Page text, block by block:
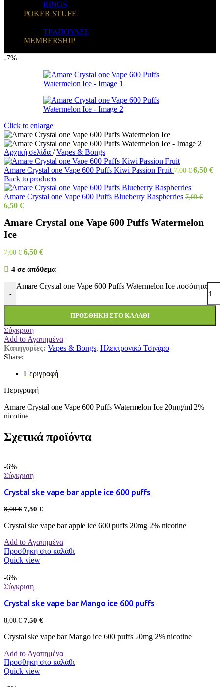
RINGS
POKER STUFF
ΤΡΑΠΟΥΛΕΣ
MEMBERSHIP
-7%
Click to enlarge
Αρχική σελίδα / Vapes & Bongs
Amare Crystal one Vape 600 Puffs Kiwi Passion Fruit 7,00€ 6,50 €
Back to products
Amare Crystal one Vape 600 Puffs Blueberry Raspberries 7,00€
6,50 €
Amare Crystal one Vape 600 Puffs Watermelon
Ice
7,00€ 6,50 €
4 σε απόθεμα
-
Amare Crystal one Vape 600 Puffs Watermelon Ice ποσότητα
ΠΡΟΣΘΉΚΗ ΣΤΟ ΚΑΛΆΘΙ
Σύγκριση
Add to Αγαπημένα
Κατηγορίες: Vapes & Bongs, Ηλεκτρονικό Τσιγάρο
Share:
Περιγραφή
Περιγραφή
Amare Crystal one Vape 600 Puffs Watermelon Ice 20mg/ml 2%
nicotine
Σχετικά προϊόντα
-6%
Σύγκριση
Crystal ske vape bar apple ice 600 puffs
8,00€ 7,50 €
Crystal ske vape bar apple ice 600 puffs 20mg 2% nicotine
Add to Αγαπημένα
Προσθήκη στο καλάθι
Quick view
-6%
Σύγκριση
Crystal ske vape bar Mango ice 600 puffs
8,00€ 7,50 €
Crystal ske vape bar Mango ice 600 puffs 20mg 2% nicotine
Add to Αγαπημένα
Προσθήκη στο καλάθι
Quick view